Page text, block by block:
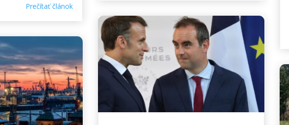
Prečítať článok